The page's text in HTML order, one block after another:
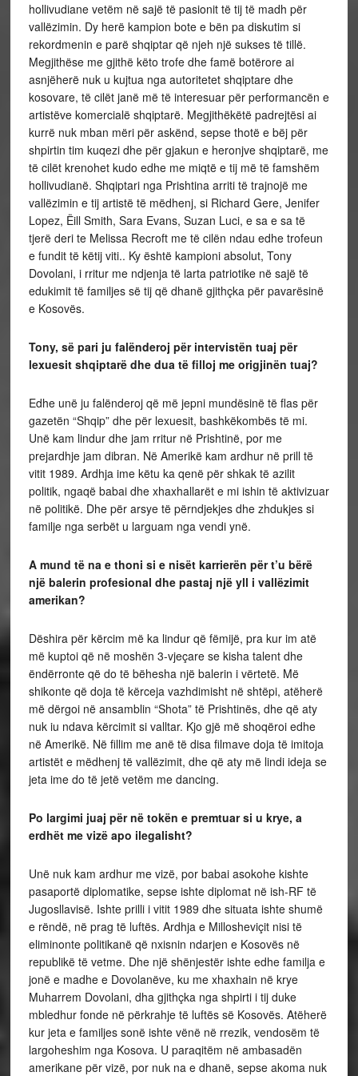
hollivudiane vetëm në sajë të pasionit të tij të madh për
vallëzimin. Dy herë kampion bote e bën pa diskutim si
rekordmenin e parë shqiptar që njeh një sukses të tillë.
Megjithëse me gjithë këto trofe dhe famë botërore ai
asnjëherë nuk u kujtua nga autoritetet shqiptare dhe
kosovare, të cilët janë më të interesuar për performancën e
artistëve komercialë shqiptarë. Megjithëkëtë padrejtësi ai
kurrë nuk mban mëri për askënd, sepse thotë e bëj për
shpirtin tim kuqezi dhe për gjakun e heronjve shqiptarë, me
të cilët krenohet kudo edhe me miqtë e tij më të famshëm
hollivudianë. Shqiptari nga Prishtina arriti të trajnojë me
vallëzimin e tij artistë të mëdhenj, si Richard Gere, Jenifer
Lopez, Ëill Smith, Sara Evans, Suzan Luci, e sa e sa të
tjerë deri te Melissa Recroft me të cilën ndau edhe trofeun
e fundit të këtij viti.. Ky është kampioni absolut, Tony
Dovolani, i rritur me ndjenja të larta patriotike në sajë të
edukimit të familjes së tij që dhanë gjithçka për pavarësinë
e Kosovës.
Tony, së pari ju falënderoj për intervistën tuaj për
lexuesit shqiptarë dhe dua të filloj me origjinën tuaj?
Edhe unë ju falënderoj që më jepni mundësinë të flas për
gazetën “Shqip” dhe për lexuesit, bashkëkombës të mi.
Unë kam lindur dhe jam rritur në Prishtinë, por me
prejardhje jam dibran. Në Amerikë kam ardhur në prill të
vitit 1989. Ardhja ime këtu ka qenë për shkak të azilit
politik, ngaqë babai dhe xhaxhallarët e mi ishin të aktivizuar
në politikë. Dhe për arsye të përndjekjes dhe zhdukjes si
familje nga serbët u larguam nga vendi ynë.
A mund të na e thoni si e nisët karrierën për t’u bërë
një balerin profesional dhe pastaj një yll i vallëzimit
amerikan?
Dëshira për kërcim më ka lindur që fëmijë, pra kur im atë
më kuptoi që në moshën 3-vjeçare se kisha talent dhe
ëndërronte që do të bëhesha një balerin i vërtetë. Më
shikonte që doja të kërceja vazhdimisht në shtëpi, atëherë
më dërgoi në ansamblin “Shota” të Prishtinës, dhe që aty
nuk iu ndava kërcimit si valltar. Kjo gjë më shoqëroi edhe
në Amerikë. Në fillim me anë të disa filmave doja të imitoja
artistët e mëdhenj të vallëzimit, dhe që aty më lindi ideja se
jeta ime do të jetë vetëm me dancing.
Po largimi juaj për në tokën e premtuar si u krye, a
erdhët me vizë apo ilegalisht?
Unë nuk kam ardhur me vizë, por babai asokohe kishte
pasaportë diplomatike, sepse ishte diplomat në ish-RF të
Jugosllavisë. Ishte prilli i vitit 1989 dhe situata ishte shumë
e rëndë, në prag të luftës. Ardhja e Millosheviçit nisi të
eliminonte politikanë që nxisnin ndarjen e Kosovës në
republikë të vetme. Dhe një shënjestër ishte edhe familja e
jonë e madhe e Dovolanëve, ku me xhaxhain në krye
Muharrem Dovolani, dha gjithçka nga shpirti i tij duke
mbledhur fonde në përkrahje të luftës së Kosovës. Atëherë
kur jeta e familjes sonë ishte vënë në rrezik, vendosëm të
largoheshim nga Kosova. U paraqitëm në ambasadën
amerikane për vizë, por nuk na e dhanë, sepse akoma nuk